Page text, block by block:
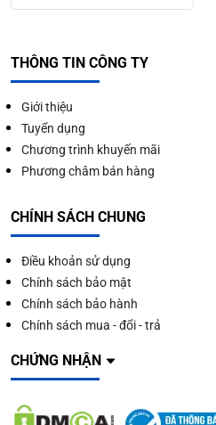
THÔNG TIN CÔNG TY
Giới thiệu
Tuyển dụng
Chương trình khuyến mãi
Phương châm bán hàng
CHÍNH SÁCH CHUNG
Điều khoản sử dụng
Chính sách bảo mật
Chính sách bảo hành
Chính sách mua - đổi - trả
CHỨNG NHẬN